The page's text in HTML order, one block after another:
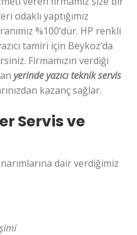
odaklı yaptığımız
%100’dür. HP renkli
tamiri için Beykoz’da
Firmamızın verdiği
yerinde yazıcı teknik servis
kazanç sağlar.
Servis ve
dair verdiğimiz